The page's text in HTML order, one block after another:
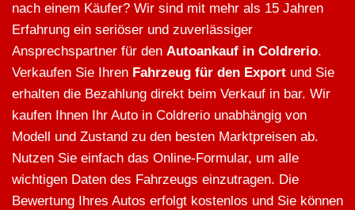
nach einem Käufer? Wir sind mit mehr als 15 Jahren
Erfahrung ein seriöser und zuverlässiger
Ansprechspartner für den Autoankauf in Coldrerio.
Verkaufen Sie Ihren Fahrzeug für den Export und Sie
erhalten die Bezahlung direkt beim Verkauf in bar. Wir
kaufen Ihnen Ihr Auto in Coldrerio unabhängig von
Modell und Zustand zu den besten Marktpreisen ab.
Nutzen Sie einfach das Online-Formular, um alle
wichtigen Daten des Fahrzeugs einzutragen. Die
Bewertung Ihres Autos erfolgt kostenlos und Sie können